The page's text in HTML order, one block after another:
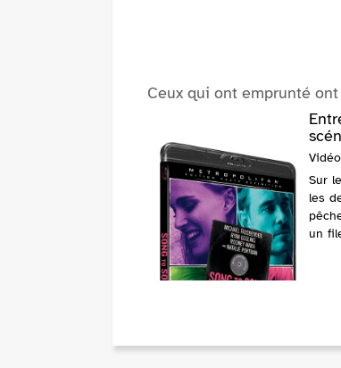
Ceux qui ont emprunté
Sur
les
un